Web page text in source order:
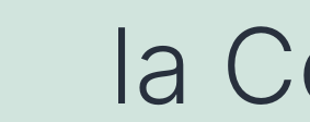
la